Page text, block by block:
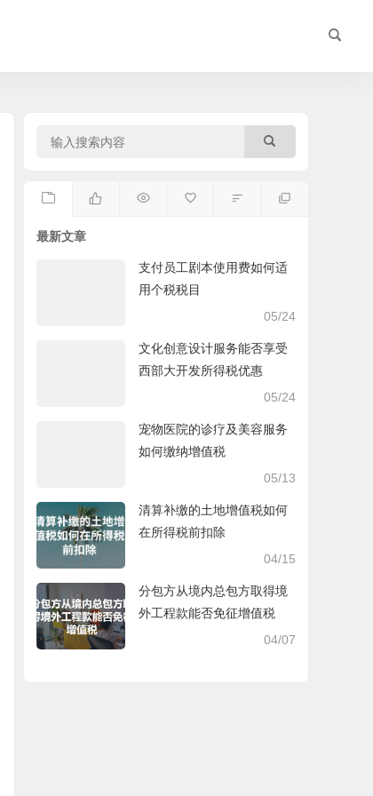
最新文章
支付员工剧本使用费如何适
用个税税目
05/24
文化创意设计服务能否享受
西部大开发所得税优惠
05/24
宠物医院的诊疗及美容服务
如何缴纳增值税
05/13
清算补缴的土地增值税如何
在所得税前扣除
04/15
分包方从境内总包方取得境
外工程款能否免征增值税
04/07